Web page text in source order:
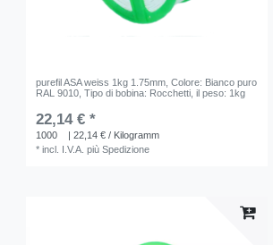
purefil ASA weiss 1kg 1.75mm , Colore: Bianco puro
RAL 9010 , Tipo di bobina: Rocchetti , il peso: 1kg
22,14 € *
1000
| 22,14 € / Kilogramm
*incl. I.V.A. piùSpedizione